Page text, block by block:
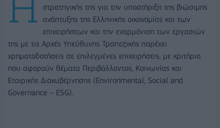
στρατηγικής της για την υποστήριξη της βιώσιμης
ανάπτυξης της Ελληνικής οικονομίας και των
επιχειρήσεων και την εναρμόνιση των εργασιών
της με τις Αρχές Υπεύθυνης Τραπεζικής παρέχει
χρηματοδοτήσεις σε επιλεγμένες επιχειρήσεις, με κριτήρια
που αφορούν θέματα Περιβάλλοντος, Κοινωνίας και
Εταιρικής Διακυβέρνησης (Environmental, Social and
Governance – ESG).